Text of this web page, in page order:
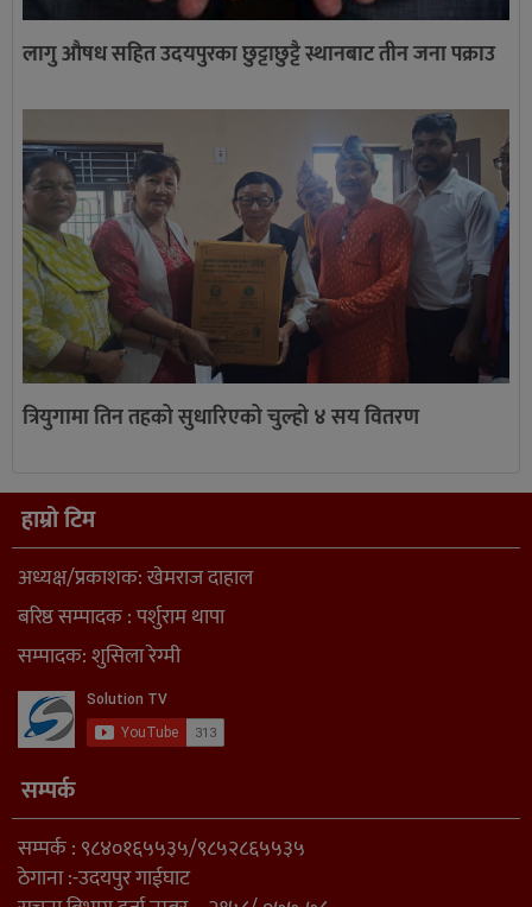
लागु औषध सहित उदयपुरका छुट्टाछुट्टै स्थानबाट तीन जना पक्राउ
त्रियुगामा तिन तहको सुधारिएको चुल्हो ४ सय वितरण
हाम्रो टिम
अध्यक्ष/प्रकाशक: खेमराज दाहाल
बरिष्ठ सम्पादक : पर्शुराम थापा
सम्पादक: शुसिला रेग्मी
सम्पर्क
सम्पर्क : ९८४०१६५५३५/९८५२८६५५३५
ठेगाना :-उदयपुर गाईघाट